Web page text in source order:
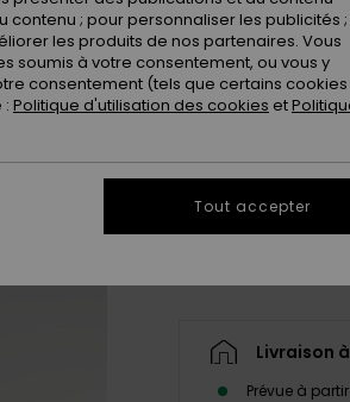
Voir le Guide
Livraison
Prévue à
; pour personnaliser les publicités
les produits de nos partenaires. Vous
soumis à votre consentement, ou vous y
consentement (tels que certains
: Politique d'utilisation des cookies et
Tout accepter